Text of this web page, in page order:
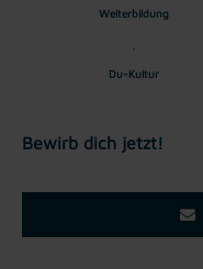
Weiterbildung
Du-Kultur
Bewirb dich jetzt!